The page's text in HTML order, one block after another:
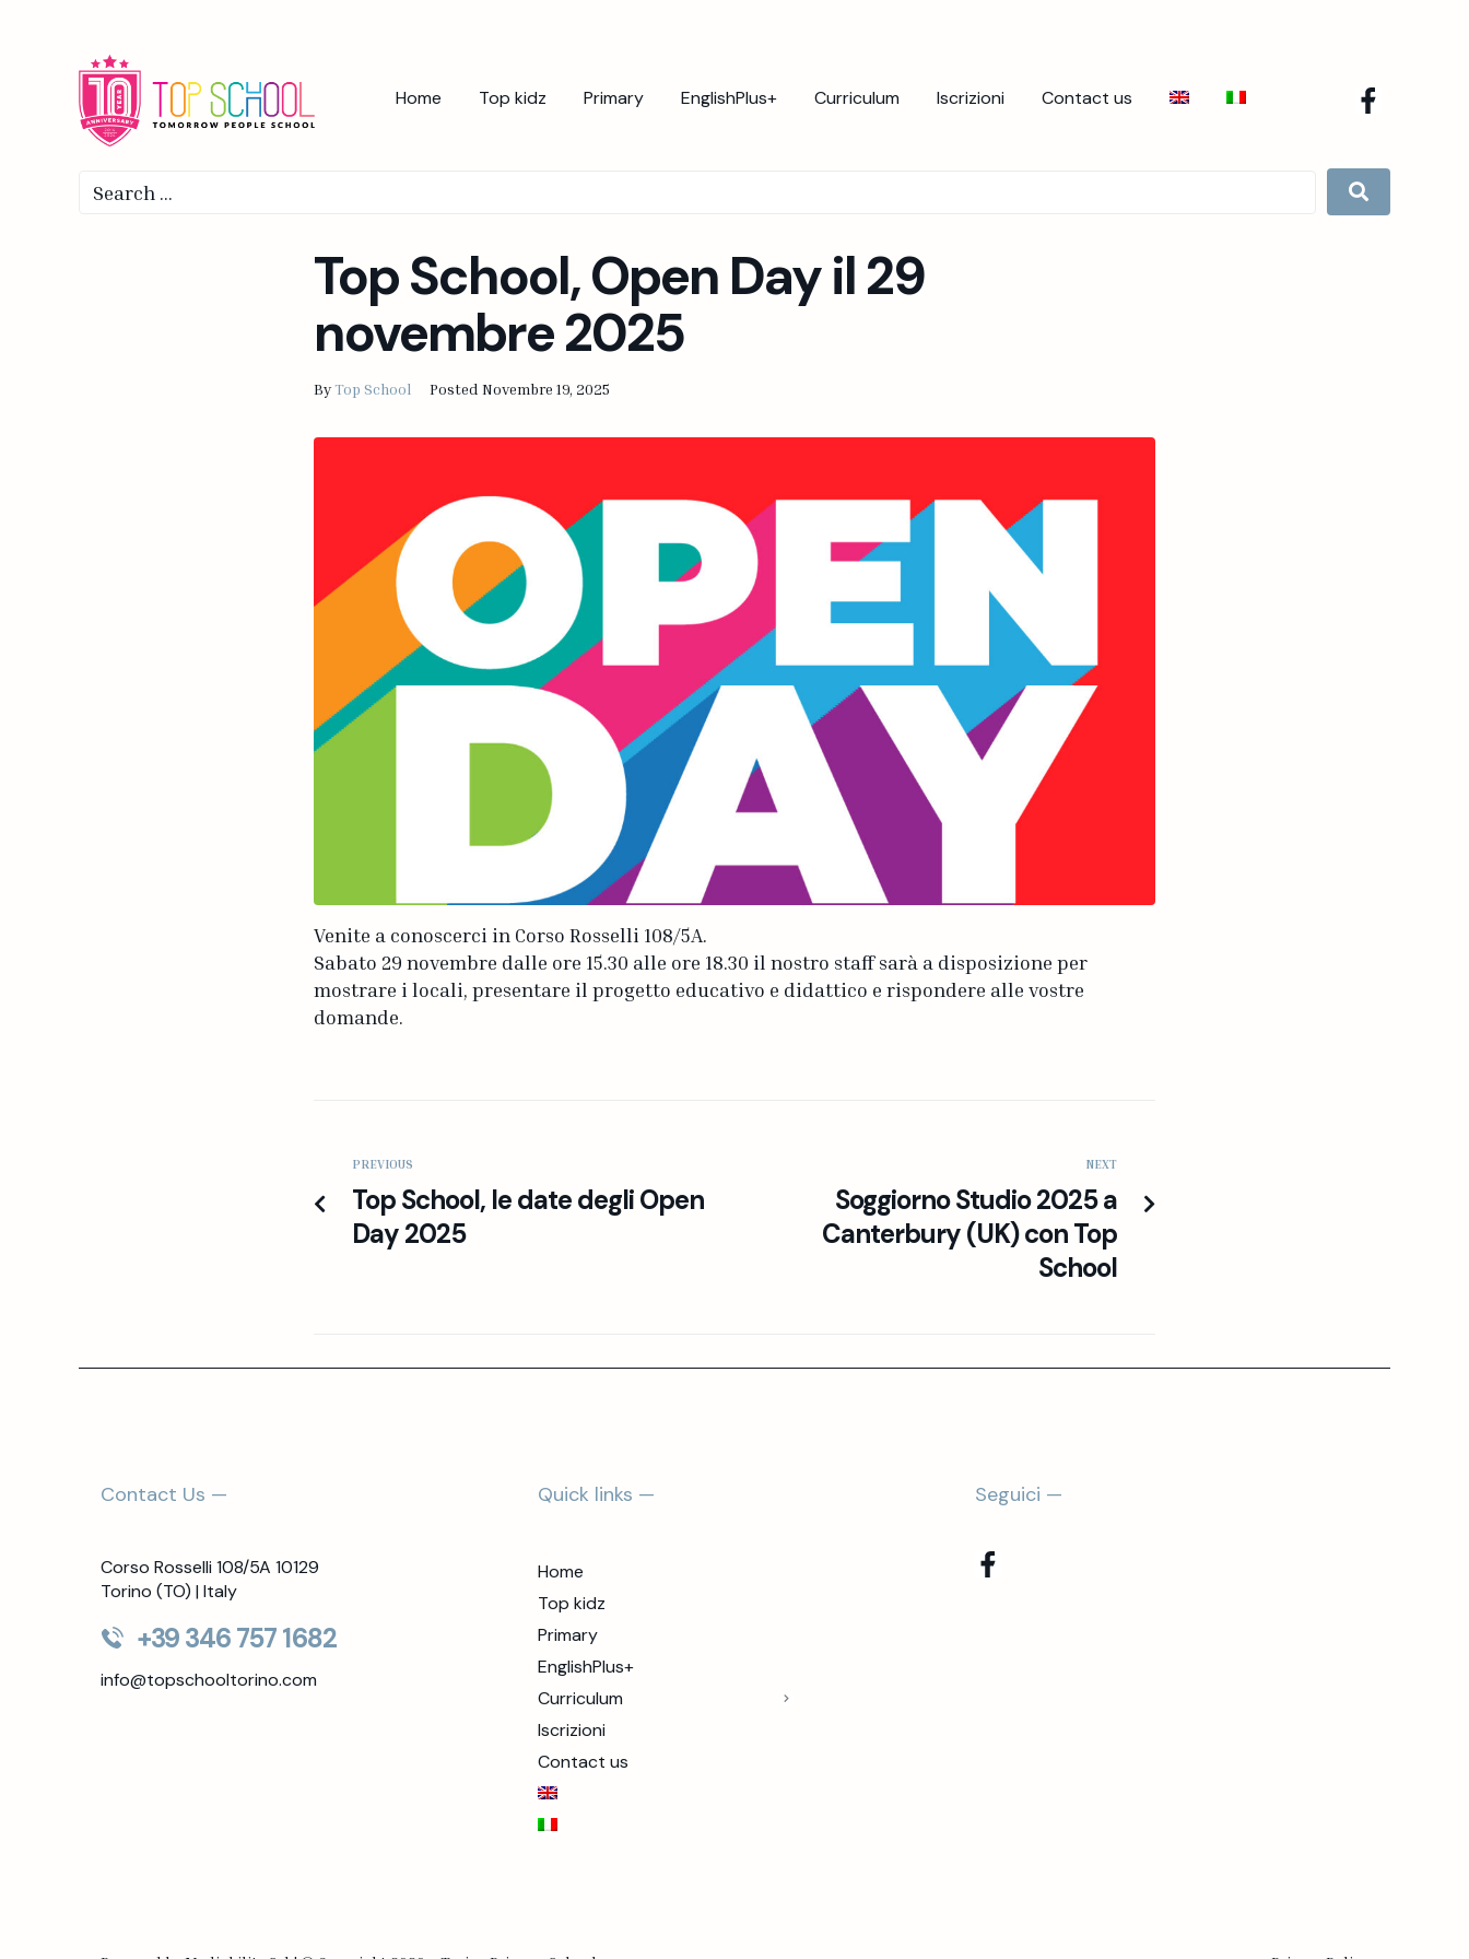
Home Top kidz Primary EnglishPlus+ Curriculum Iscrizioni Contact us
Top School, Open Day il 29
novembre 2025
ByTop School Posted Novembre 19, 2025
Venite a conoscerci in Corso Rosselli 108/5A.
Sabato 29 novembre dalle ore 15.30 alle ore 18.30 il nostro staff sarà a disposizione per
mostrare i locali, presentare il progetto educativo e didattico e rispondere alle vostre
domande.
PREVIOUS
Top School, le date degli Open
Day 2025
NEXT
Soggiorno Studio 2025 a
Canterbury (UK) con Top
School
Contact Us —
Corso Rosselli 108/5A 10129
Torino (TO) | Italy
+39 346 757 1682
info@topschooltorino.com
Quick links —
Home
Top kidz
Primary
EnglishPlus+
Curriculum
Iscrizioni
Contact us
Seguici —